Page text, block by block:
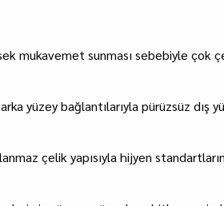
mukavemet sunması sebebiyle çok
yüzey bağlantılarıyla pürüzsüz dış
çelik yapısıyla hijyen